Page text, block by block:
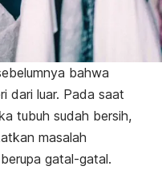
bahwa
dari luar. Pada saat
tubuh sudah bersih,
masalah
gatal-gatal.